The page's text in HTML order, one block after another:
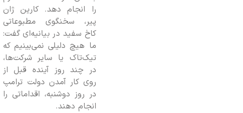
را انجام دهد. کارین ژان
پیر، سخنگوی مطبوعاتی
کاخ سفید در بیانیه‌ای گفت:
ما هیچ دلیلی نمی‌بینیم که
تیک‌تاک یا سایر شرکت‌ها،
در چند روز آینده قبل از
روی کار آمدن دولت ترامپ
در روز دوشنبه، اقداماتی را
انجام دهند.